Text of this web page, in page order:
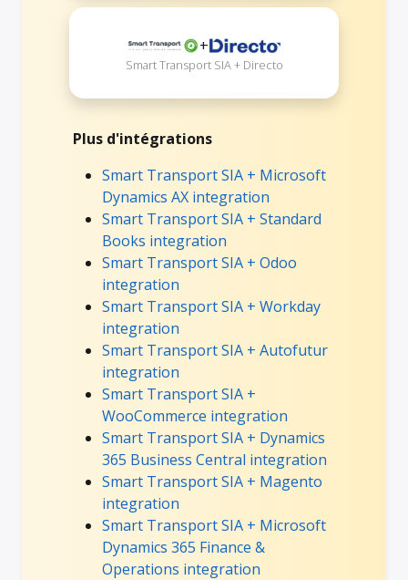
+
Smart Transport SIA + Directo
Plus d'intégrations
Smart Transport SIA + Microsoft
Dynamics AX integration
Smart Transport SIA + Standard
Books integration
Smart Transport SIA + Odoo
integration
Smart Transport SIA + Workday
integration
Smart Transport SIA + Autofutur
integration
Smart Transport SIA +
WooCommerce integration
Smart Transport SIA + Dynamics
365 Business Central integration
Smart Transport SIA + Magento
integration
Smart Transport SIA + Microsoft
Dynamics 365 Finance &
Operations integration